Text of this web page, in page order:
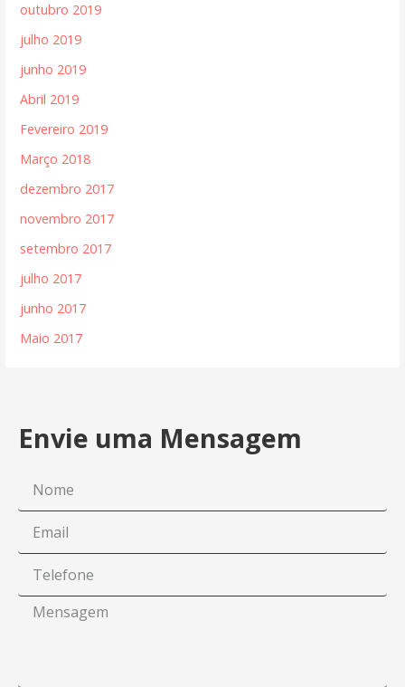
outubro 2019
julho 2019
junho 2019
Abril 2019
Fevereiro 2019
Março 2018
dezembro 2017
novembro 2017
setembro 2017
julho 2017
junho 2017
Maio 2017
Envie uma Mensagem